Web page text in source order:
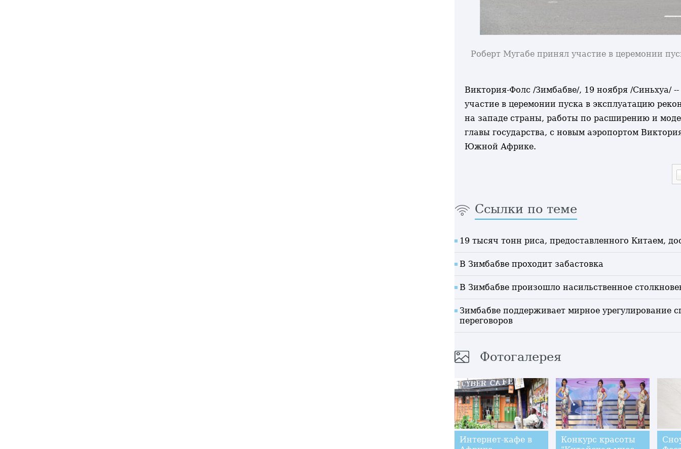
Роберт Мугабе принял участие в церемонии
Виктория-Фолс /Зимбабве/, 19 ноября /Синьхуа/
участие в церемонии пуска в эксплуатацию
на западе страны, работы по расширению и
главы государства, с новым аэропортом
Южной Африке.
Ссылки по теме
19 тысяч тонн риса, предоставленного Китаем,
В Зимбабве проходит забастовка
В Зимбабве произошло насильственное
Зимбабве поддерживает мирное урегулирование
переговоров
Фотогалерея
Интернет-кафе в
Конкурс красоты